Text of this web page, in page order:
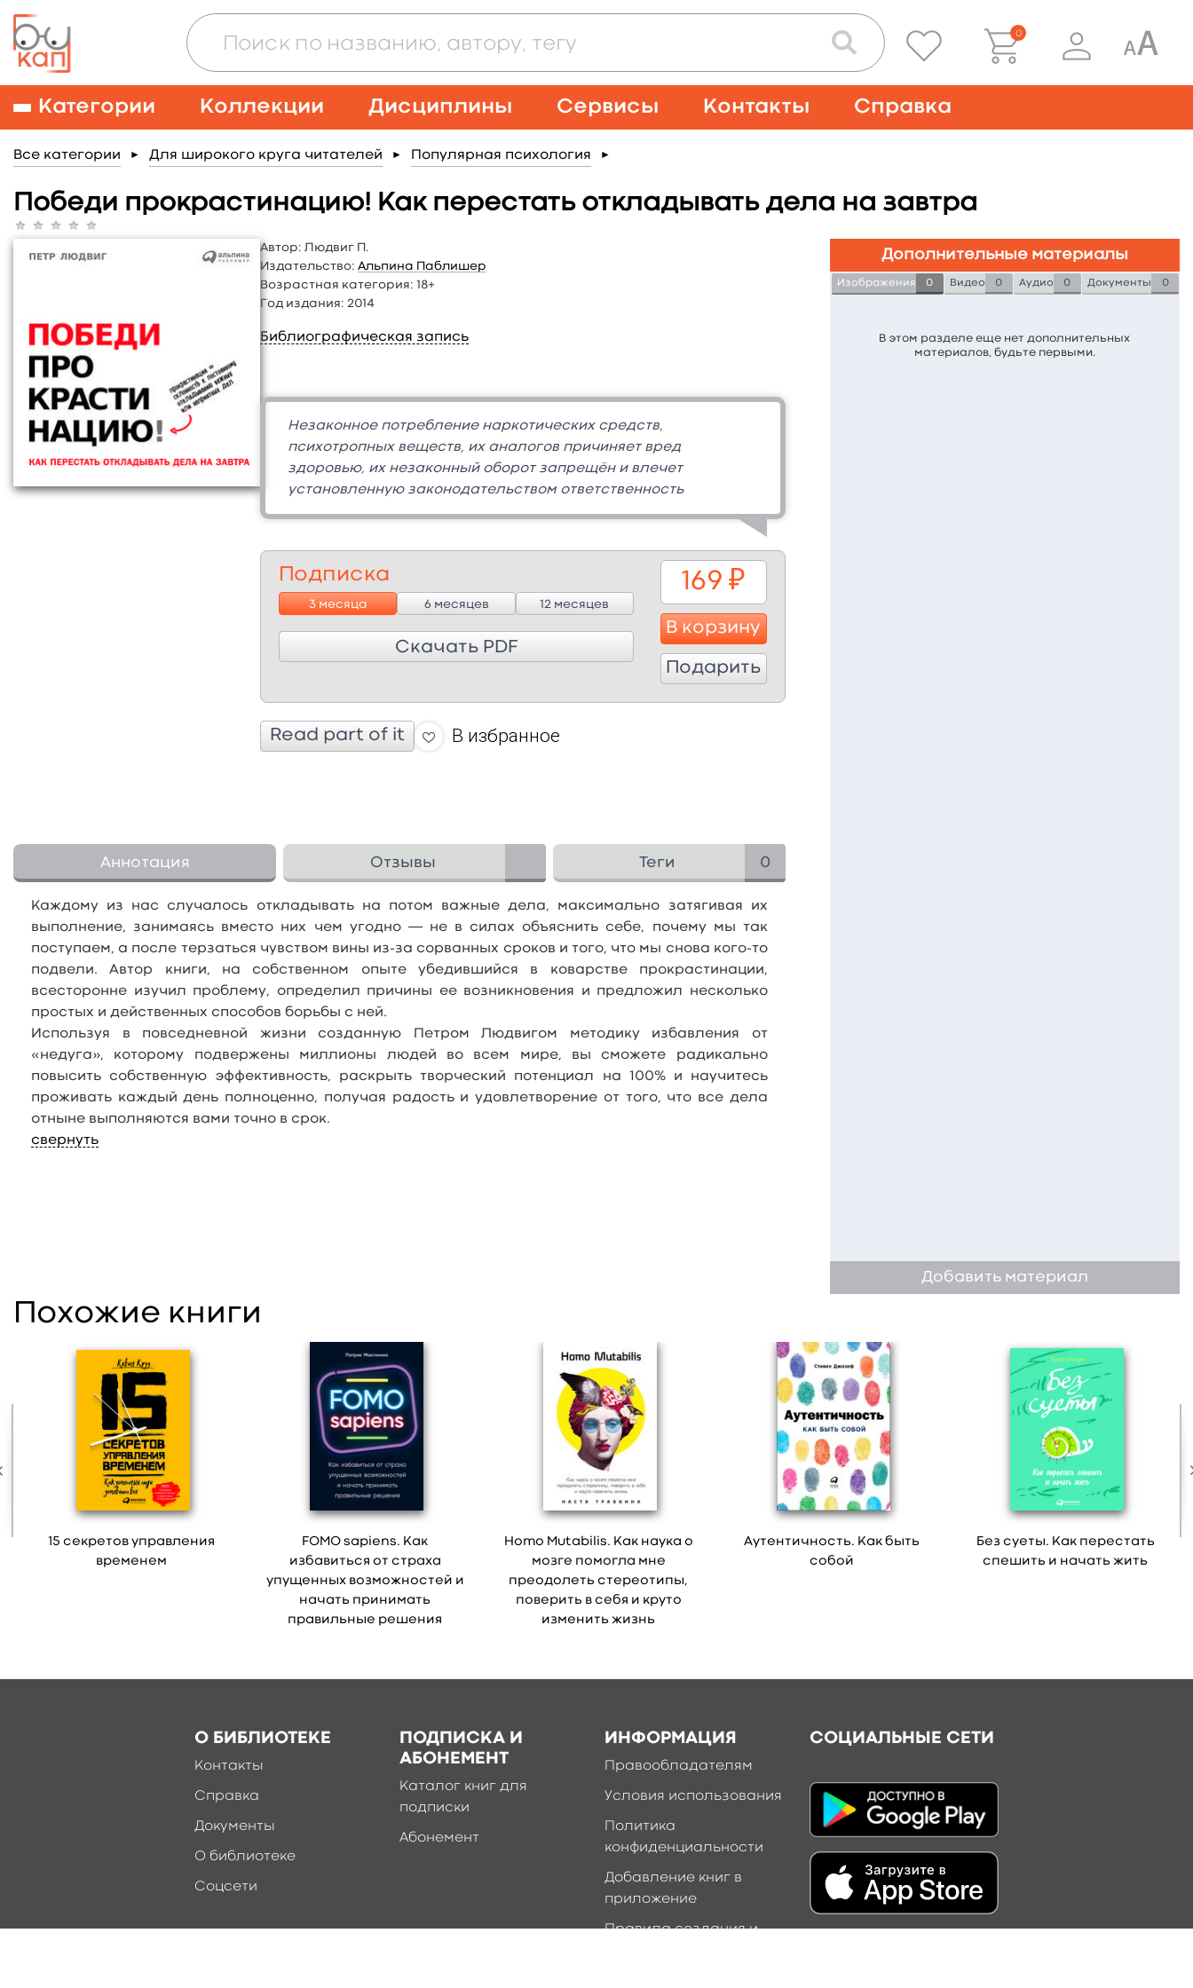
0
Категории Коллекции Дисциплины Сервисы Контакты Справка
Все категории ► Для широкого круга читателей ► Популярная психология ►
Победи прокрастинацию! Как перестать откладывать дела на завтра
Автор: Людвиг П.
Издательство: Альпина Паблишер
Возрастная категория: 18+
Год издания: 2014
Библиографическая запись
Незаконное потребление наркотических средств,
психотропных веществ, их аналогов причиняет вред
здоровью, их незаконный оборот запрещён и влечет
установленную законодательством ответственность
Подписка
3 месяца 6 месяцев 12 месяцев
Скачать PDF
169 ₽
В корзину
Подарить
Read part of it В избранное
Аннотация Отзывы Теги 0
Каждому из нас случалось откладывать на потом важные дела, максимально затягивая их
выполнение, занимаясь вместо них чем угодно ― не в силах объяснить себе, почему мы так
поступаем, а после терзаться чувством вины из-за сорванных сроков и того, что мы снова кого-то
подвели. Автор книги, на собственном опыте убедившийся в коварстве прокрастинации,
всесторонне изучил проблему, определил причины ее возникновения и предложил несколько
простых и действенных способов борьбы с ней.
Используя в повседневной жизни созданную Петром Людвигом методику избавления от
«недуга», которому подвержены миллионы людей во всем мире, вы сможете радикально
повысить собственную эффективность, раскрыть творческий потенциал на 100% и научитесь
проживать каждый день полноценно, получая радость и удовлетворение от того, что все дела
отныне выполняются вами точно в срок.
свернуть
Дополнительные материалы
Изображения 0 Видео 0 Аудио 0 Документы 0
В этом разделе еще нет дополнительных
материалов, будьте первыми.
Добавить материал
Похожие книги
15 секретов управления
временем
FOMO sapiens. Как
избавиться от страха
упущенных возможностей и
начать принимать
правильные решения
Homo Mutabilis. Как наука о
мозге помогла мне
преодолеть стереотипы,
поверить в себя и круто
изменить жизнь
Аутентичность. Как быть
собой
Без суеты. Как перестать
спешить и начать жить
О БИБЛИОТЕКЕ
Контакты
Справка
Документы
О библиотеке
Соцсети
ПОДПИСКА И
АБОНЕМЕНТ
Каталог книг для
подписки
Абонемент
ИНФОРМАЦИЯ
Правообладателям
Условия использования
Политика
конфиденциальности
Добавление книг в
приложение
Правила создания и
СОЦИАЛЬНЫЕ СЕТИ